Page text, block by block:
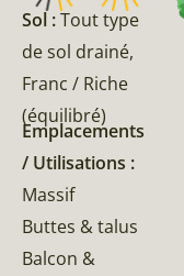
Sol :Tout type
de sol drainé,
Franc / Riche
(équilibré)
Emplacements
/ Utilisations :
Massif
Buttes & talus
Balcon &